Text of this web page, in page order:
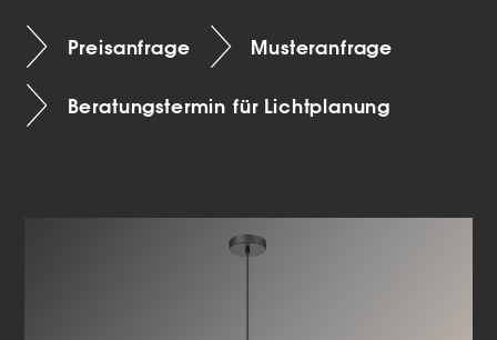
Preisanfrage Musteranfrage
Beratungstermin für Lichtplanung